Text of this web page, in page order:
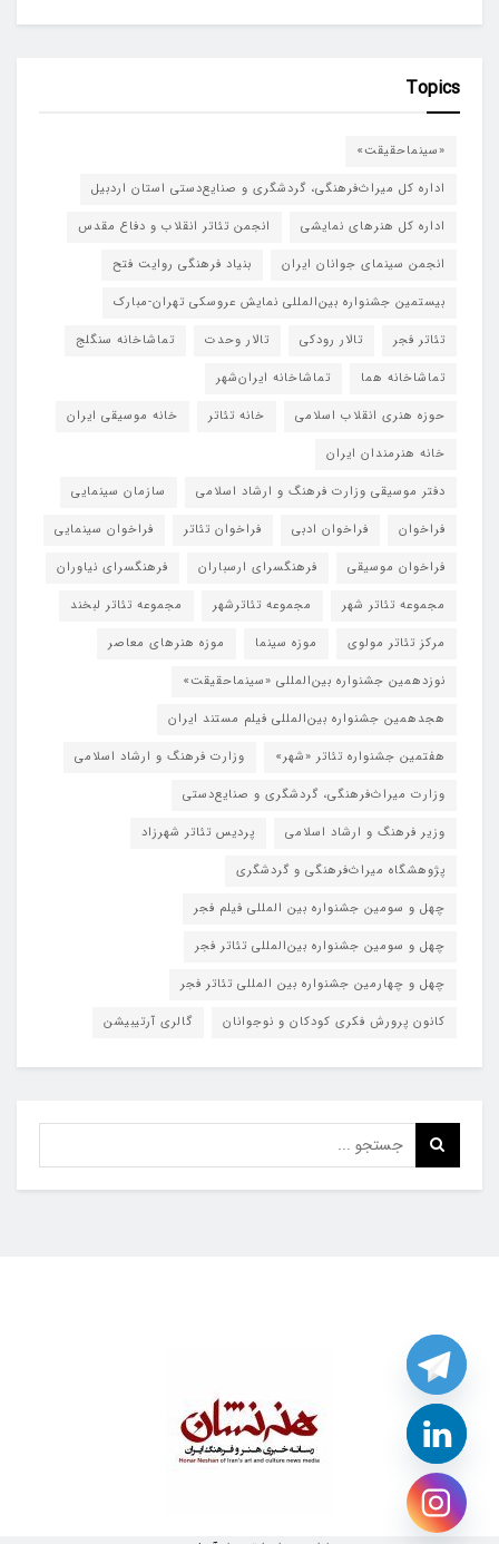
Topics
«سینماحقیقت»
اداره کل میراث‌فرهنگی، گردشگری و صنایع‌دستی استان اردبیل
اداره کل هنرهای نمایشی
انجمن تئاتر انقلاب و دفاع مقدس
انجمن سینمای جوانان ایران
بنیاد فرهنگی روایت فتح
بیستمین جشنواره بین‌المللی نمایش عروسکی تهران-مبارک
تئاتر فجر
تالار رودکی تالار وحدت
تماشاخانه سنگلج
تماشاخانه هما
تماشاخانه‌ ایران‌شهر
حوزه هنری انقلاب اسلامی
خانه تئاتر
خانه موسیقی ایران
خانه هنرمندان ایران
دفتر موسیقی وزارت فرهنگ و ارشاد اسلامی
سازمان سینمایی
فراخوان
فراخوان ادبی فراخوان تئاتر
فراخوان سینمایی
فراخوان موسیقی
فرهنگسرای ارسباران
فرهنگسرای نیاوران
مجموعه تئاتر شهر
مجموعه تئاترشهر
مجموعه تئاتر لبخند
مرکز تئاتر مولوی
موزه سینما
موزه هنرهای معاصر
نوزدهمین جشنواره بین‌المللی «سینماحقیقت»
هجدهمین جشنواره بین‌المللی فیلم مستند ایران
هفتمین جشنواره تئاتر «شهر»
وزارت فرهنگ و ارشاد اسلامی
وزارت میراث‌فرهنگی، گردشگری و صنایع‌دستی
وزیر فرهنگ و ارشاد اسلامی
پردیس تئاتر شهرزاد
پژوهشگاه میراث‌فرهنگی و گردشگری
چهل و سومین جشنواره بین المللی فیلم فجر
چهل و سومین جشنواره بین‌المللی تئاتر فجر
چهل و چهارمین جشنواره بین المللی تئاتر فجر
کانون پرورش فکری کودکان و نوجوانان
گالری آرتیبیشن